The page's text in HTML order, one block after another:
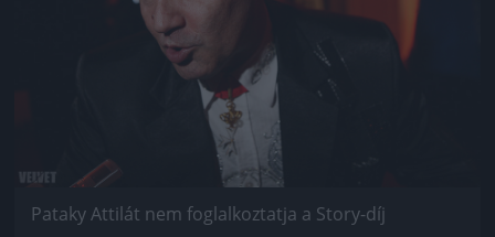
Pataky Attilát nem foglalkoztatja a Story-díj